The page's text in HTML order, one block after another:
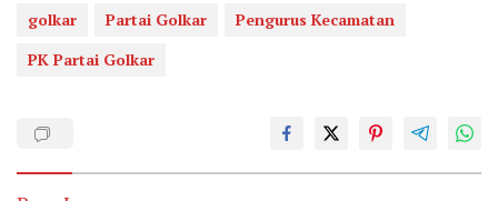
golkar Partai Golkar
Pengurus Kecamatan
PK Partai Golkar